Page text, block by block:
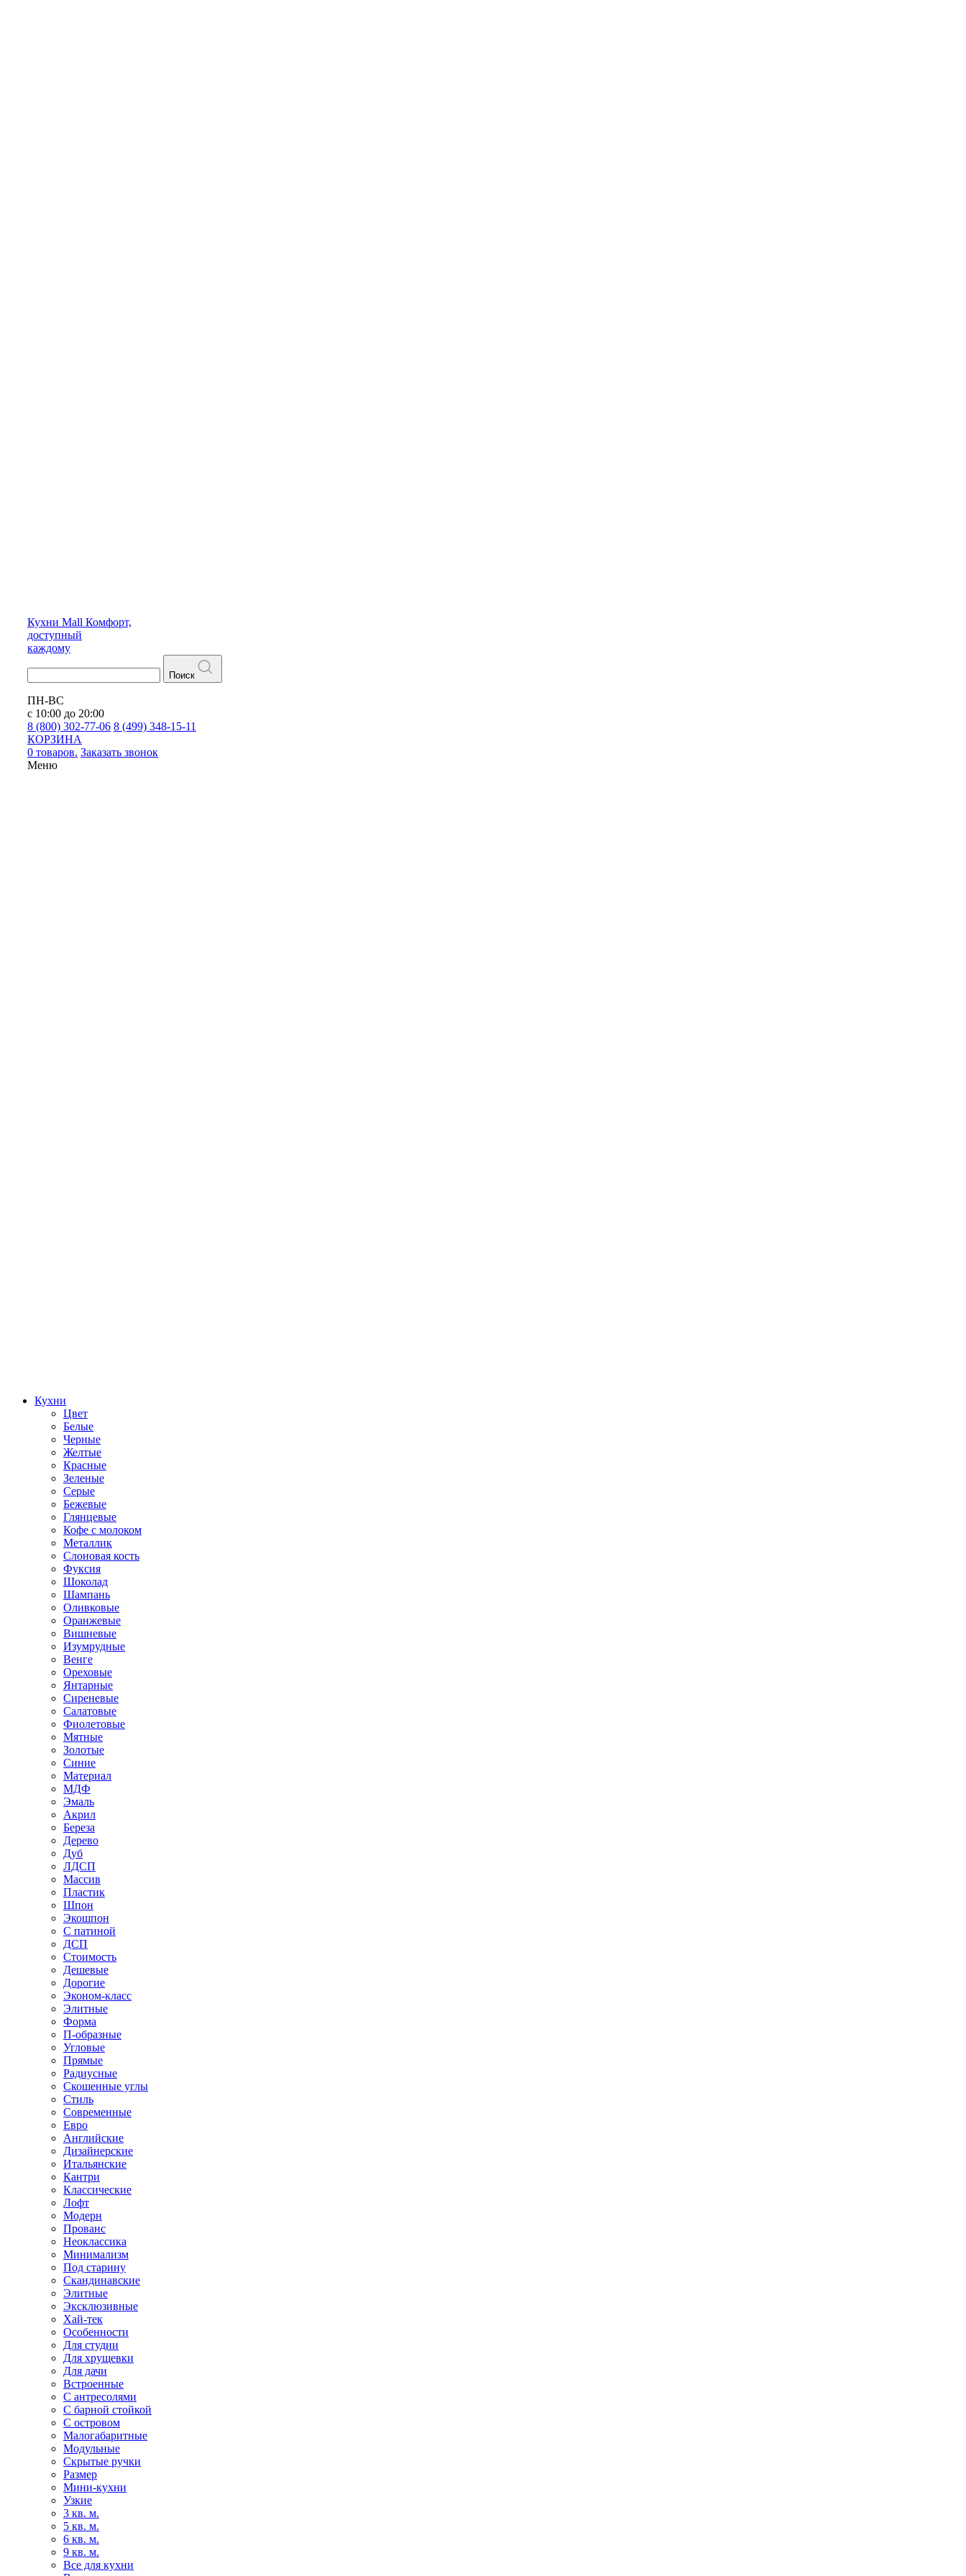
Кухни Mall Комфорт,
доступный
каждому
Поиск
ПН-ВС
с 10:00 до 20:00
8 (800) 302-77-06 8 (499) 348-15-11
КОРЗИНА
0 товаров. Заказать звонок
Меню
Кухни
Цвет
Белые
Черные
Желтые
Красные
Зеленые
Серые
Бежевые
Глянцевые
Кофе с молоком
Металлик
Слоновая кость
Фуксия
Шоколад
Шампань
Оливковые
Оранжевые
Вишневые
Изумрудные
Венге
Ореховые
Янтарные
Сиреневые
Салатовые
Фиолетовые
Мятные
Золотые
Синие
Материал
МДФ
Эмаль
Акрил
Береза
Дерево
Дуб
ЛДСП
Массив
Пластик
Шпон
Экошпон
С патиной
ДСП
Стоимость
Дешевые
Дорогие
Эконом-класс
Элитные
Форма
П-образные
Угловые
Прямые
Радиусные
Скошенные углы
Стиль
Современные
Евро
Английские
Дизайнерские
Итальянские
Кантри
Классические
Лофт
Модерн
Прованс
Неоклассика
Минимализм
Под старину
Скандинавские
Элитные
Эксклюзивные
Хай-тек
Особенности
Для студии
Для хрущевки
Для дачи
Встроенные
С антресолями
С барной стойкой
С островом
Малогабаритные
Модульные
Скрытые ручки
Размер
Мини-кухни
Узкие
3 кв. м.
5 кв. м.
6 кв. м.
9 кв. м.
Все для кухни